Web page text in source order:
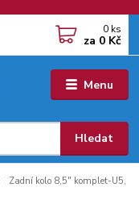
Menu
Hledat
0 ks
za 0 Kč
Zadní kolo 8,5" komplet-U5,